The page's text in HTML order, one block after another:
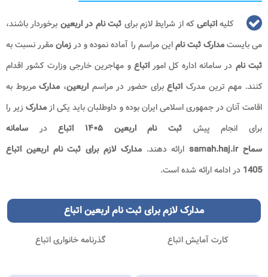
کلیهاتباعیکه از شرایط لازم برای ثبت نام در اربعین برخوردار باشند،
می بایستمدارک ثبت ناماین مراسم را آماده نموده و درزمانمقرر نسبت به
ثبت نام در سامانه اداره کل اموراتباعو مهاجرین خارجی وزارت کشور اقدام
کنند. مهم ترین مدرک اتباعبرای حضور در مراسم اربعین، مدارکمربوط به
اقامت آنان در جمهوری اسلامی ایران بوده و داوطلبان باید یکی ازمدارک زیر را
برای انجام پیش ثبت نام اربعین ۱۴۰۵ اتباع در سامانه
سماح samah.haj.ir
ارائه دهند.مدارک لازم برای ثبت نام اربعین اتباع
1405 در ادامه ارائه شده است.
مدارک لازم برای ثبت نام اربعین اتباع
کارت آمایش اتباع گذرنامه خانواری اتباع